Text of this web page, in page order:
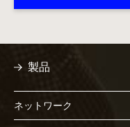
製品
ネットワーク